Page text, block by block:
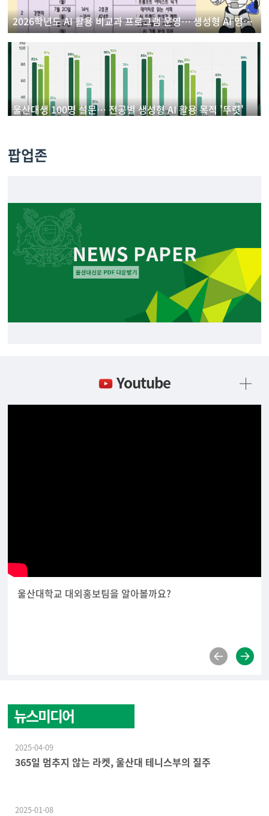
2026학년도 AI 활용 비교과 프로그램 운영… 생성형 AI 영상 제작 실습으로 디지털 역량 강화
울산대생 100명 설문… 전공별 생성형 AI 활용 목적 '뚜렷'
팝업존
Youtube
울산대학교 대외홍보팀을 알아볼까요?
뉴스미디어
2025-04-09
365일 멈추지 않는 라켓, 울산대 테니스부의 질주
2025-01-08